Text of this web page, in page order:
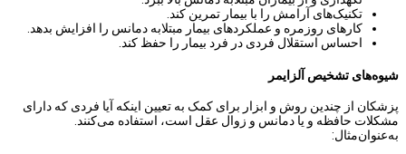
تکنیک‌های آرامش را با بیمار تمرین کند.
کارهای روزمره و عملکردهای بیمار مبتلابه دمانس را افزایش بدهد.
احساس استقلال فردی در فرد بیمار را حفظ کند.
شیوه‌های تشخیص آلزایمر
پزشکان از چندین روش و ابزار برای کمک به تعیین اینکه آیا فردی که دارای
مشکلات حافظه و یا دمانس و زوال عقل است، استفاده می‌کنند.
به‌عنوان‌مثال: